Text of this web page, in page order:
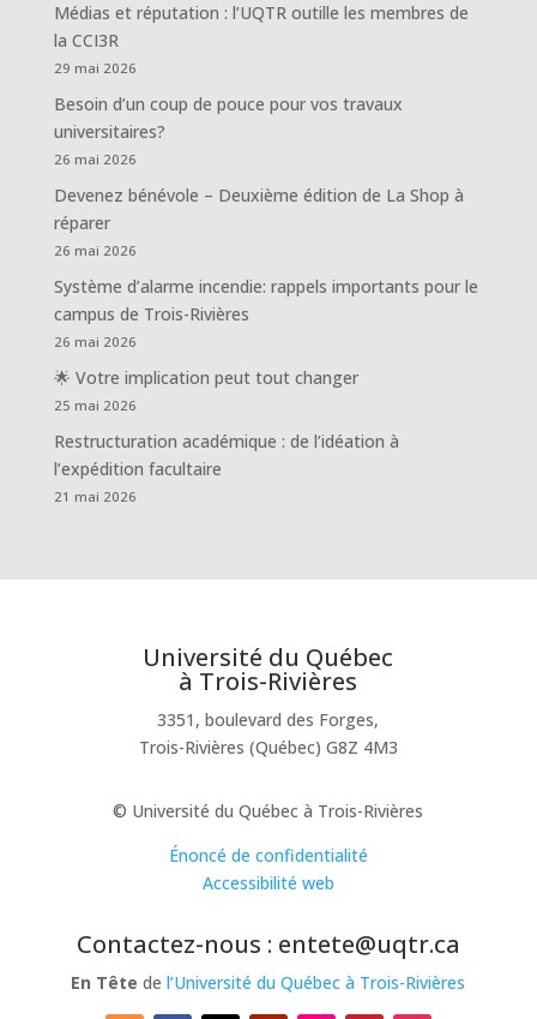
Médias et réputation : l’UQTR outille les membres de
la CCI3R
29 mai 2026
Besoin d’un coup de pouce pour vos travaux
universitaires?
26 mai 2026
Devenez bénévole – Deuxième édition de La Shop à
réparer
26 mai 2026
Système d’alarme incendie: rappels importants pour le
campus de Trois-Rivières
26 mai 2026
🌟 Votre implication peut tout changer
25 mai 2026
Restructuration académique : de l’idéation à
l’expédition facultaire
21 mai 2026
Université du Québec
à Trois-Rivières
3351, boulevard des Forges,
Trois-Rivières (Québec) G8Z 4M3
© Université du Québec à Trois-Rivières
Énoncé de confidentialité
Accessibilité web
Contactez-nous : entete@uqtr.ca
En Tête del’Université du Québec à Trois-Rivières